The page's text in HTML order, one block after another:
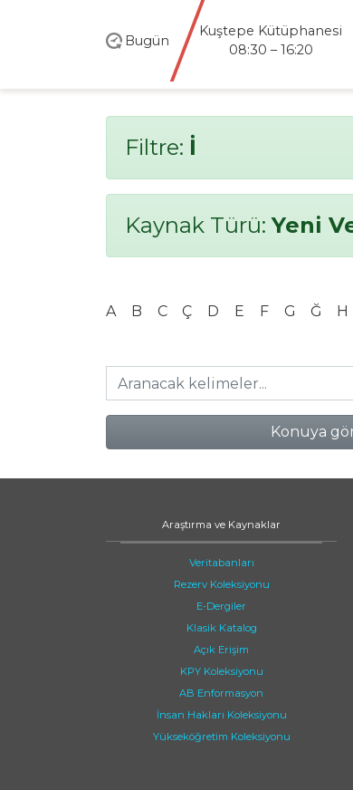
Bugün
Kuştepe Kütüphanesi
08:30 – 16:20
Filtre: İ
Kaynak Türü:Yeni
A B C Ç D E F G Ğ H
Konuya
Araştırma ve Kaynaklar
Veritabanları
Rezerv Koleksiyonu
E-Dergiler
Klasik Katalog
Açık Erişim
KPY Koleksiyonu
AB Enformasyon
İnsan Hakları Koleksiyonu
Yükseköğretim Koleksiyonu